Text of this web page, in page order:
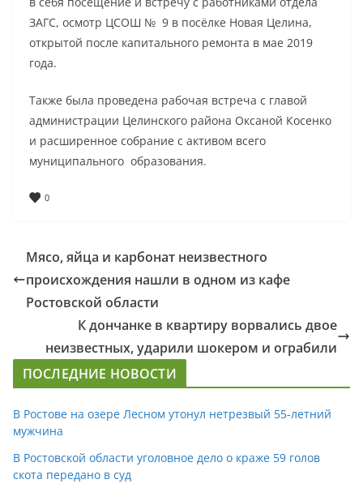
ЗАГС, осмотр ЦСОШ № 9 в посёлке Новая Целина,
открытой после капитального ремонта в мае 2019
года.
Также была проведена рабочая встреча с главой
администрации Целинского района Оксаной Косенко
и расширенное собрание с активом всего
муниципального образования.
0
Мясо, яйца и карбонат неизвестного
происхождения нашли в одном из кафе
Ростовской области
К дончанке в квартиру ворвались двое
неизвестных, ударили шокером и ограбили
ПОСЛЕДНИЕ НОВОСТИ
В Ростове на озере Лесном утонул нетрезвый 55-летний
мужчина
В Ростовской области уголовное дело о краже 59 голов
скота передано в суд